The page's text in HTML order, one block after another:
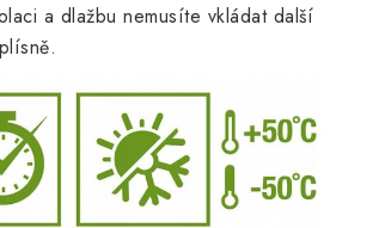
a dlažbu nemusíte vkládat další